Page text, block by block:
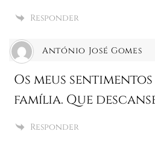
Responder
António José Gomes
Os meus
família. Que
Responder